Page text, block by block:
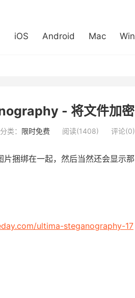
iOS Android Mac
- 将文件加密
分类： 限时免费 阅读(1408) 评论(0)
片捆绑在一起，然后当然还会显示
ultima-steganography-17